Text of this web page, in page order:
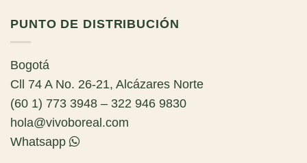
PUNTO DE DISTRIBUCIÓN
Bogotá
Cll 74 A No. 26-21, Alcázares Norte
(60 1) 773 3948 – 322 946 9830
hola@vivoboreal.com
Whatsapp